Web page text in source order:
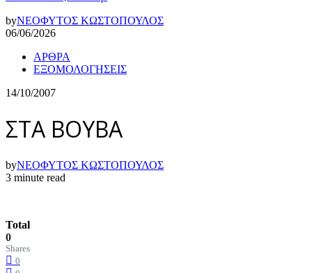
byΝΕΟΦΥΤΟΣ ΚΩΣΤΟΠΟΥΛΟΣ
06/06/2026
ΑΡΘΡΑ
ΕΞΟΜΟΛΟΓΗΣΕΙΣ
14/10/2007
ΣΤΑ ΒΟΥΒΑ
byΝΕΟΦΥΤΟΣ ΚΩΣΤΟΠΟΥΛΟΣ
3 minute read
Total
0
Shares
0